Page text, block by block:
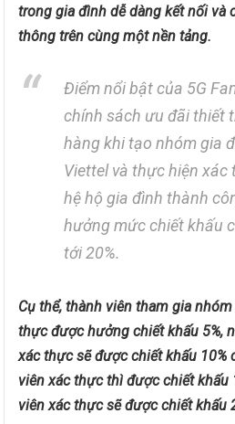
trong gia đình dễ dàng kết nối và
thông trên cùng một nền tảng.
Điểm nổi bật của 5G
chính sách ưu đãi thiết
hàng khi tạo nhóm gia
Viettel và thực hiện xác
hệ hộ gia đình thành
hưởng mức chiết khấu
tới 20%.
Cụ thể, thành viên tham gia
thực được hưởng chiết khấu 5%,
xác thực sẽ được chiết khấu 10%
viên xác thực thì được chiết khấu
viên xác thực sẽ được chiết khấu